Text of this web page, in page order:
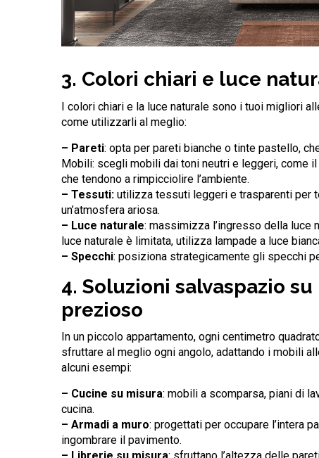
3. Colori chiari e luce
I colori chiari e la luce naturale sono i tuoi migliori
come utilizzarli al meglio:
– Pareti: opta per pareti bianche o tinte pastello,
Mobili: scegli mobili dai toni neutri e leggeri, come
che tendono a rimpicciolire l’ambiente.
– Tessuti: utilizza tessuti leggeri e trasparenti per
un’atmosfera ariosa.
– Luce naturale: massimizza l’ingresso della luce
luce naturale è limitata, utilizza lampade a luce
– Specchi: posiziona strategicamente gli specchi
4. Soluzioni salvaspazio
prezioso
In un piccolo appartamento, ogni centimetro
sfruttare al meglio ogni angolo, adattando i mobili
alcuni esempi:
– Cucine su misura: mobili a scomparsa, piani di
cucina.
– Armadi a muro: progettati per occupare l’intera
ingombrare il pavimento.